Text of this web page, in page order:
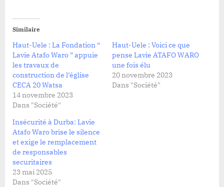
Similaire
Haut-Uele : La Fondation “
Lavie Atafo Waro ” appuie
les travaux de
construction de l’église
CECA 20 Watsa
14 novembre 2023
Dans "Société"
Haut-Uele : Voici ce que
pense Lavie ATAFO WARO
une fois élu
20 novembre 2023
Dans "Société"
Insécurité à Durba: Lavie
Atafo Waro brise le silence
et exige le remplacement
de responsables
securitaires
23 mai 2025
Dans "Société"